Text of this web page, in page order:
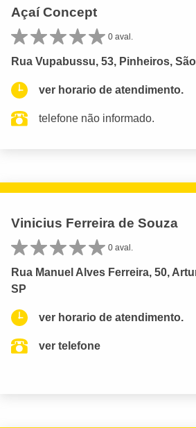
Açaí Concept
0 aval.
Rua Vupabussu, 53, Pinheiros,
ver horario de atendimento.
telefone não informado.
Vinicius Ferreira de Souza
0 aval.
Rua Manuel Alves Ferreira, 50,
SP
ver horario de atendimento.
ver telefone